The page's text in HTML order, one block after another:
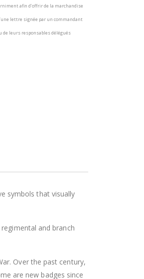
afin d’offrir de la marchandise
lettre signée par un commandant
de leurs responsables délégués
symbols that visually
and branch
Over the past century,
are new badges since